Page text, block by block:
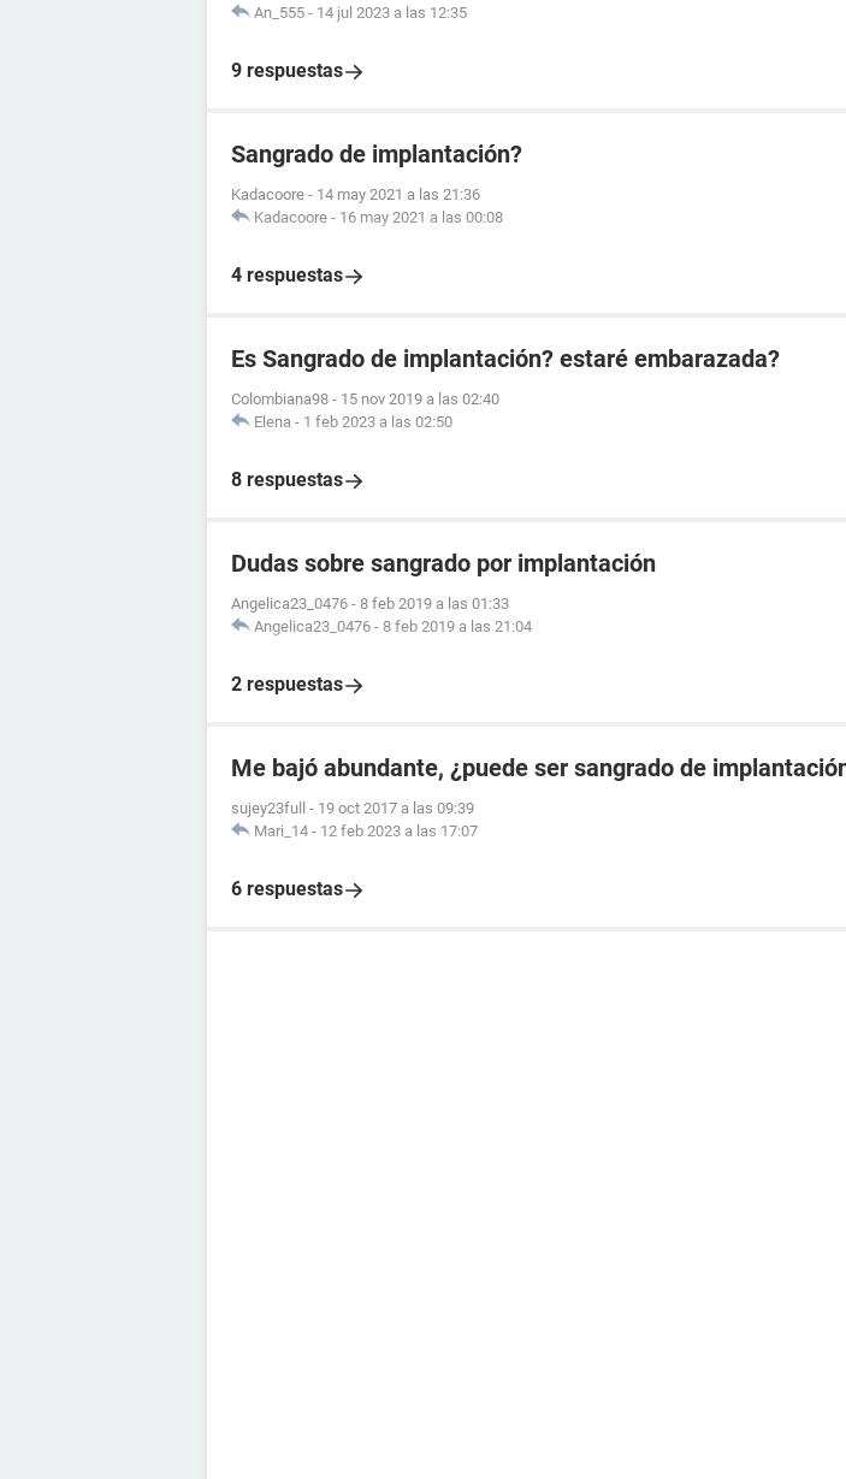
An_555 - 14 jul 2023 a las 12:35
9 respuestas
Sangrado de implantación?
Kadacoore - 14 may 2021 a las 21:36
Kadacoore - 16 may 2021 a las 00:08
4 respuestas
Es Sangrado de implantación? estaré embarazada?
Colombiana98 - 15 nov 2019 a las 02:40
Elena - 1 feb 2023 a las 02:50
8 respuestas
Dudas sobre sangrado por implantación
Angelica23_0476 - 8 feb 2019 a las 01:33
Angelica23_0476 - 8 feb 2019 a las 21:04
2 respuestas
Me bajó abundante, ¿puede ser sangrado de
sujey23full - 19 oct 2017 a las 09:39
Mari_14 - 12 feb 2023 a las 17:07
6 respuestas